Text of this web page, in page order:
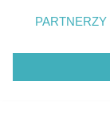
parterowe, z
adaptacji, jak i
nowoczesną
drewnem, a duże
zmienić/
znajdujący się
rodzaje
użytkownika,
przetwarzaniu.
PARTNERZY